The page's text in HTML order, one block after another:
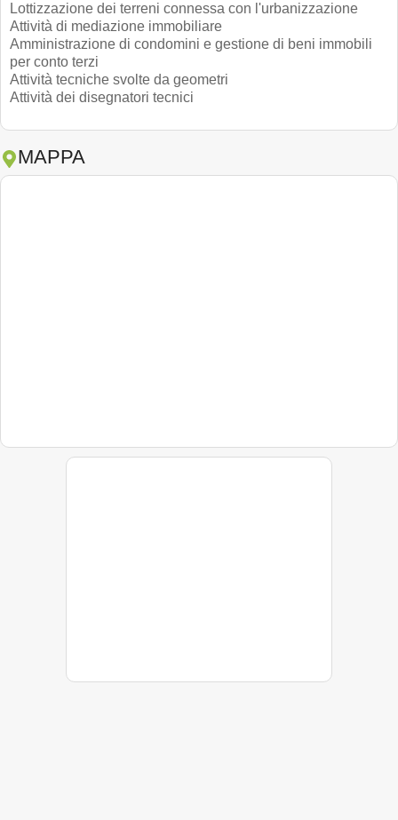
Lottizzazione dei terreni connessa con l'urbanizzazione
Attività di mediazione immobiliare
Amministrazione di condomini e gestione di beni immobili
per conto terzi
Attività tecniche svolte da geometri
Attività dei disegnatori tecnici
MAPPA